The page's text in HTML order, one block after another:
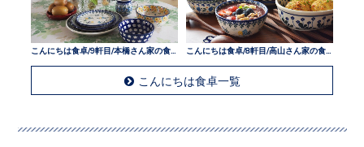
こんにちは食卓/9軒目/本橋さん家の食卓
こんにちは食卓一覧